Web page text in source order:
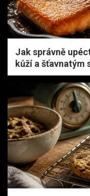
Jak správně
kůží a šťavnatým